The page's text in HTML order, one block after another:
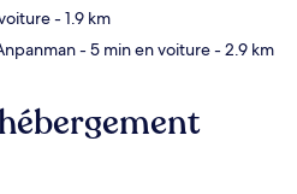
- 1.9 km
- 5 min en voiture- 2.9 km